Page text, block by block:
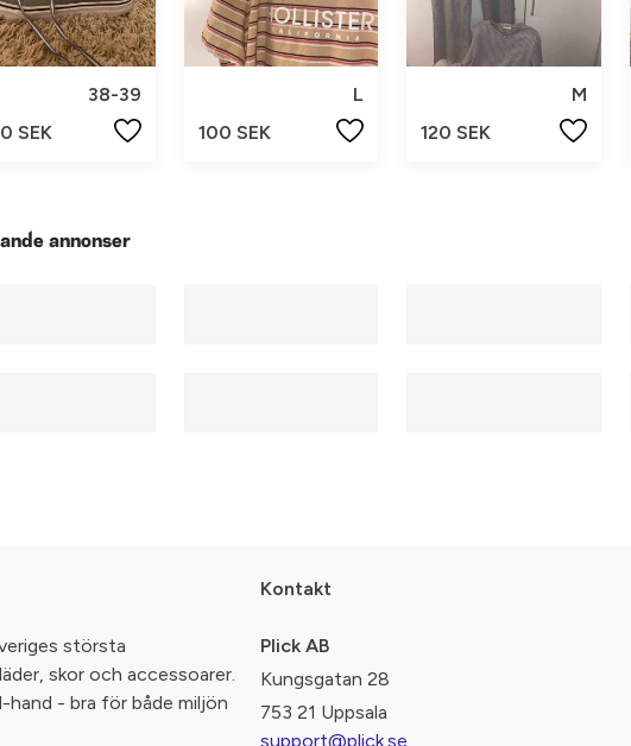
38-39
SEK
L
100 SEK
M
120 SEK
annonser
största
skor och accessoarer.
hand - bra för både miljön
Kontakt
Plick AB
Kungsgatan 28
753 21 Uppsala
support@plick.se